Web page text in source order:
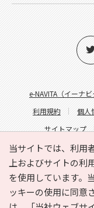
当サイトでは、利用
上およびサイトの利
を使用しています。
ッキーの使用に同意
e-NAVITA（イーナ
利用規約
個人
サイトマップ
サイ